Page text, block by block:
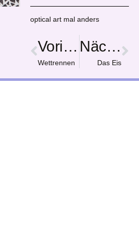
optical art mal anders
Vorige
Wettrennen
Nächster
Das Eis